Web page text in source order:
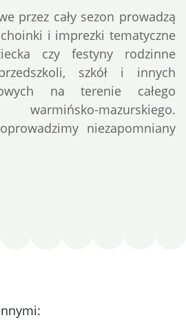
przez cały sezon prowadzą
i imprezki tematyczne
czy festyny rodzinne
szkół i innych
na terenie całego
mazurskiego.
niezapomniany